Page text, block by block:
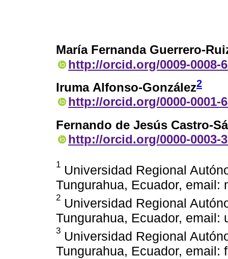
María Fernanda Guerrero-
http://orcid.org/0009-0008-
Iruma Alfonso-González2
http://orcid.org/0000-0001-
Fernando de Jesús Castro-
http://orcid.org/0000-0003-
1 Universidad Regional
Tungurahua, Ecuador, email:
2 Universidad Regional
Tungurahua, Ecuador, email:
3 Universidad Regional
Tungurahua, Ecuador, email: